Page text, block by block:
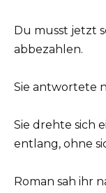
Du musst jetzt
abbezahlen.
Sie antwortete
Sie drehte sich
entlang, ohne
Roman sah ihr